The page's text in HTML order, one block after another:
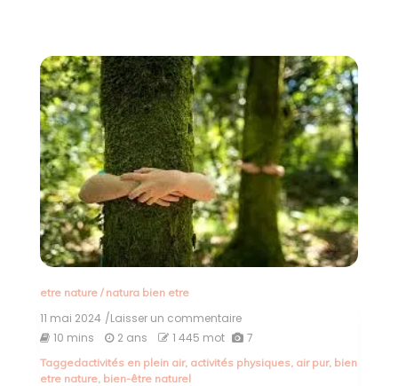
etre nature/ natura bien etre
11 mai 2024 /Laisser un commentaireon
Harmonie
Sérénité
10 mins 2 ans 1 445 mot 7
Taggedactivités en plein air, activités physiques, air pur, bien
etre nature, bien-être naturel